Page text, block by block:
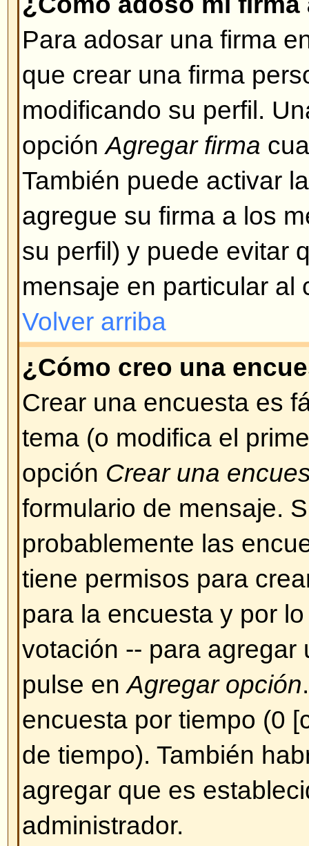
estar habilitado, Ud. puede
crea un mensaje.
Volver arriba
¿Qué son los emoticonos o
Smileys, o emoticons, son
pueden ser usados para
Aparecen introduciendo un
ejemplo: :) significa feliz, :(
completa de emoticonos
desplegada cuando se está
Trate de no abusar de ellos, si
considera que su mensaje se
este motivo, puede decidir
de los mismos.
Volver arriba
¿Puedo colocar imágenes en
Las imágenes pueden ser
Sin embargo, de momento no
herramienta que permita subir
ende, Ud. debe hacer un
que quiere que se muestre, por
http://www.unsitio.com/
hacer enlaces a imágenes que
propio PC (a menos que su PC
WEB con acceso desde
imágenes que se encuentren
autentificación (cuentas de
protegidos por contraseña,
imagen use el BBCode [img] o
correspondiente (de estar